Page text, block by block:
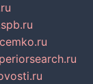
cemko.ru